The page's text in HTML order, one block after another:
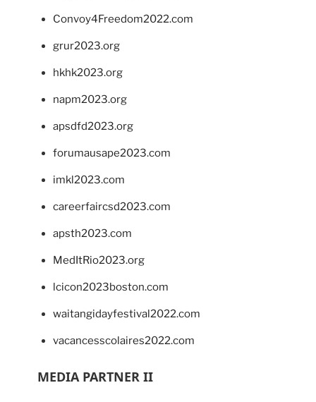
Convoy4Freedom2022.com
grur2023.org
hkhk2023.org
napm2023.org
apsdfd2023.org
forumausape2023.com
imkl2023.com
careerfaircsd2023.com
apsth2023.com
MedItRio2023.org
lcicon2023boston.com
waitangidayfestival2022.com
vacancesscolaires2022.com
MEDIA PARTNER II